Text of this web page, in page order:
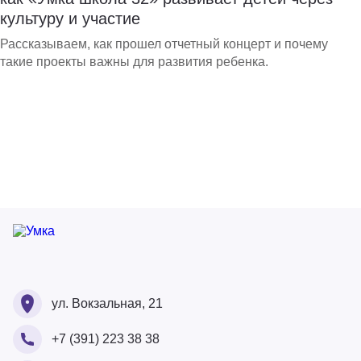
культуру и участие
Рассказываем, как прошел отчетный концерт и почему
такие проекты важны для развития ребенка.
ул. Вокзальная, 21
+7 (391) 223 38 38
Ваш Email
Ваш номер
Ваше ФИО